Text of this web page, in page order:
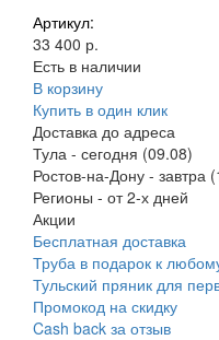
Артикул:
33 400 р.
Есть в наличии
В корзину
Купить в один клик
Доставка до адреса
Тула - сегодня (09.08)
Ростов-на-Дону - завтра
Регионы - от 2-х дней
Акции
Бесплатная доставка
Труба в подарок к
Тульский пряник для
Промокод на скидку
Cash back за отзыв